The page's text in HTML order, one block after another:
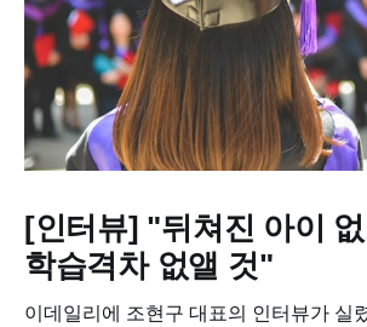
[인터뷰] "뒤쳐진 아이
학습격차 없앨 것"
이데일리에 조현구 대표의 인터뷰가 실